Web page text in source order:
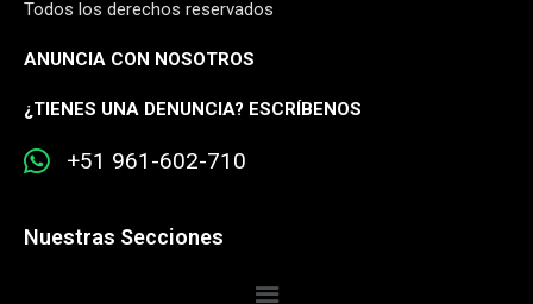
Todos los derechos reservados
ANUNCIA CON NOSOTROS
¿TIENES UNA DENUNCIA? ESCRÍBENOS
+51 961-602-710
Nuestras Secciones